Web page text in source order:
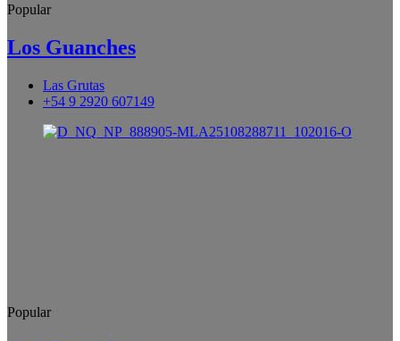
Popular
Los Guanches
Las Grutas
+54 9 2920 607149
Popular